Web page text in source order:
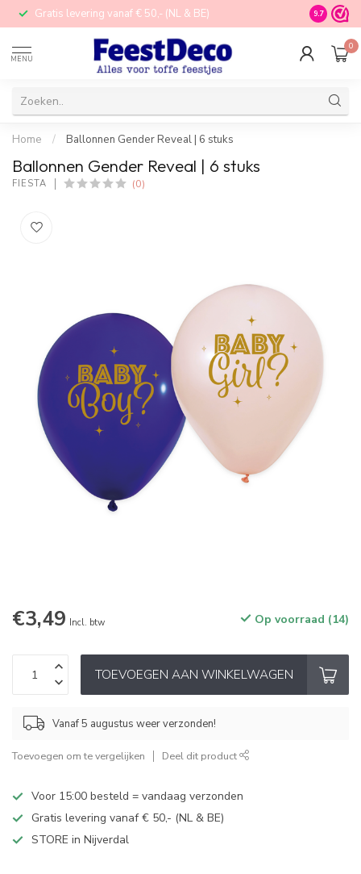
Gratis levering vanaf € 50,- (NL & BE) STORE in
9.7
MENU
0
Home / Ballonnen Gender Reveal | 6 stuks
Ballonnen Gender Reveal | 6 stuks
FIESTA (0)
€3,49 Incl. btw Op voorraad (14)
TOEVOEGEN AAN WINKELWAGEN
Vanaf 5 augustus weer verzonden!
Toevoegen om te vergelijken Deel dit product
Voor 15:00 besteld = vandaag verzonden
Gratis levering vanaf € 50,- (NL & BE)
STORE in Nijverdal